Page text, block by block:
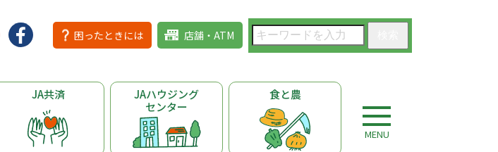
困ったときには 店舗・ATM
JA共済
JAハウジング
センター
食と農